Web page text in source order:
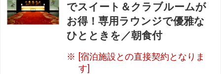
でスイート＆クラブルームが
お得！専用ラウンジで優雅な
ひとときを／朝食付
[宿泊施設との直接契約となりま
す]